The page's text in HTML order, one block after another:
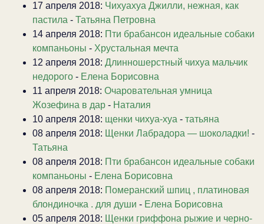
17 апреля 2018: Чихуахуа Джилли, нежная, как
пастила - Татьяна Петровна
14 апреля 2018: Пти брабансон идеальные собаки
компаньоны - Хрустальная мечта
12 апреля 2018: Длинношерстный чихуа мальчик
недорого - Елена Борисовна
11 апреля 2018: Очаровательная умница
Жозефина в дар - Наталия
10 апреля 2018: щенки чихуа-хуа - татьяна
08 апреля 2018: Щенки Лабрадора — шоколадки! -
Татьяна
08 апреля 2018: Пти брабансон идеальные собаки
компаньоны - Елена Борисовна
08 апреля 2018: Померанский шпиц , платиновая
блондиночка . для души - Елена Борисовна
05 апреля 2018: Щенки гриффона рыжие и черно-